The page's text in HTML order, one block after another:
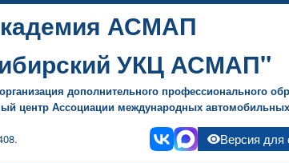
АСМАП
УКЦ АСМАП"
дополнительного профессионального
центр Ассоциации международных
Версия для